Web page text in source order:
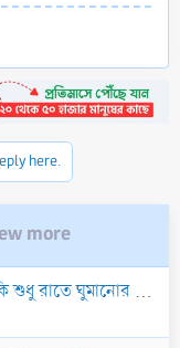
here.
more
হয়, না যে কোন সময় ঘুমানোর পূর্বে পড়া যায়?